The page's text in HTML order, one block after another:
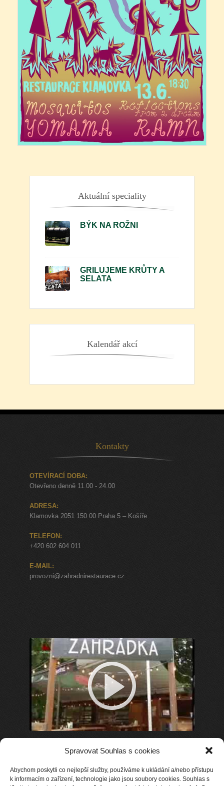
Spravovat Souhlas s cookies
Abychom poskytli co nejlepší služby, používáme k ukládání a/nebo přístupu
k informacím o zařízení, technologie jako jsou soubory cookies. Souhlas s
Aktuální speciality
BÝK NA ROŽNI
GRILUJEME KRŮTY A
SELATA
Kalendář akcí
Kontakty
OTEVÍRACÍ DOBA:
Otevřeno denně 11.00 - 24.00
ADRESA:
Klamovka 2051 150 00 Praha 5 – Košíře
TELEFON:
+420 602 604 011
E-MAIL:
provozni@zahradnirestaurace.cz